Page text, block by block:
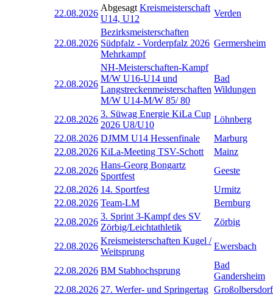
22.08.2026
Abgesagt Kreismeisterschaft
U14, U12
Verden
22.08.2026
Bezirksmeisterschaften
Südpfalz - Vorderpfalz 2026
Mehrkampf
Germersheim
22.08.2026
NH-Meisterschaften-Kampf
M/W U16-U14 und
Langstreckenmeisterschaften
M/W U14-M/W 85/ 80
Bad
Wildungen
22.08.2026
3. Süwag Energie KiLa Cup
2026 U8/U10
Löhnberg
22.08.2026 DJMM U14 Hessenfinale
Marburg
22.08.2026 KiLa-Meeting TSV-Schott
Mainz
22.08.2026
Hans-Georg Bongartz
Sportfest
Geeste
22.08.2026 14. Sportfest
Urmitz
22.08.2026 Team-LM
Bernburg
22.08.2026
3. Sprint 3-Kampf des SV
Zörbig/Leichtathletik
Zörbig
22.08.2026
Kreismeisterschaften Kugel /
Weitsprung
Ewersbach
22.08.2026 BM Stabhochsprung
Bad
Gandersheim
22.08.2026 27. Werfer- und Springertag Großolbersdorf